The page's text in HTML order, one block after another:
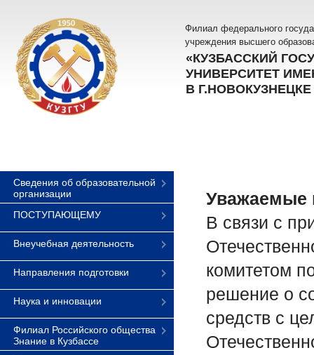
Филиал федерального
учреждения высшего
«КУЗБАССКИЙ
УНИВЕРСИТЕТ
В Г.НОВОКУЗНЕЦКЕ
Сведения об образовательной
организации
ПОСТУПАЮЩЕМУ
Внеучебная деятельность
Направления подготовки
Наука и инновации
Филиал Российского общества
Знание в Кузбассе
Уважаемые
В связи с
комитетом
решение о
средств с